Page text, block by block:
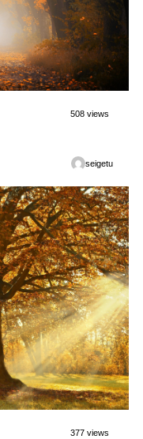
508 views
seigetu
377 views